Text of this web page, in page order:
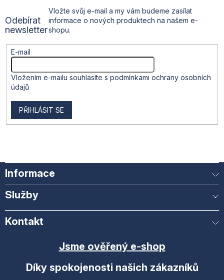
y
v
p
u
Odebírat
newsletter
Vložte svůj e-mail a my vám budeme zasílat
informace o nových produktech na našem e-
shopu.
E-mail
Vložením e-mailu souhlasíte s podmínkami ochrany osobních
údajů
PŘIHLÁSIT SE
Informace
Služby
Kontakt
Jsme ověřený e-shop
Díky spokojenosti našich zákazníků